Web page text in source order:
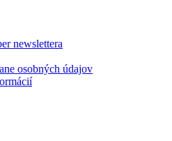
newslettera
osobných údajov